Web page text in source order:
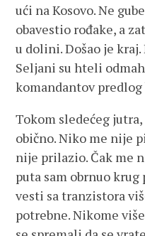
ući na Kosovo. Ne
obavestio rođake, a
u dolini. Došao je
Seljani su hteli
komandantov predlog
Tokom sledećeg
obično. Niko me nije
nije prilazio. Čak me
puta sam obrnuo
vesti sa tranzistora
potrebne. Nikome